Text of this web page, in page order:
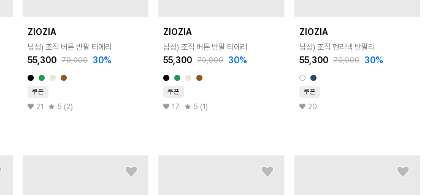
ZIOZIA
남성) 조직 버튼 반팔 티에리
55,300 79,000 30%
쿠폰
21 5 (2)
ZIOZIA
남성) 조직 버튼 반팔 티에리
55,300 79,000 30%
쿠폰
17 5 (1)
ZIOZIA
남성) 조직 헨리넥 반팔티
55,300 79,000 30%
쿠폰
20